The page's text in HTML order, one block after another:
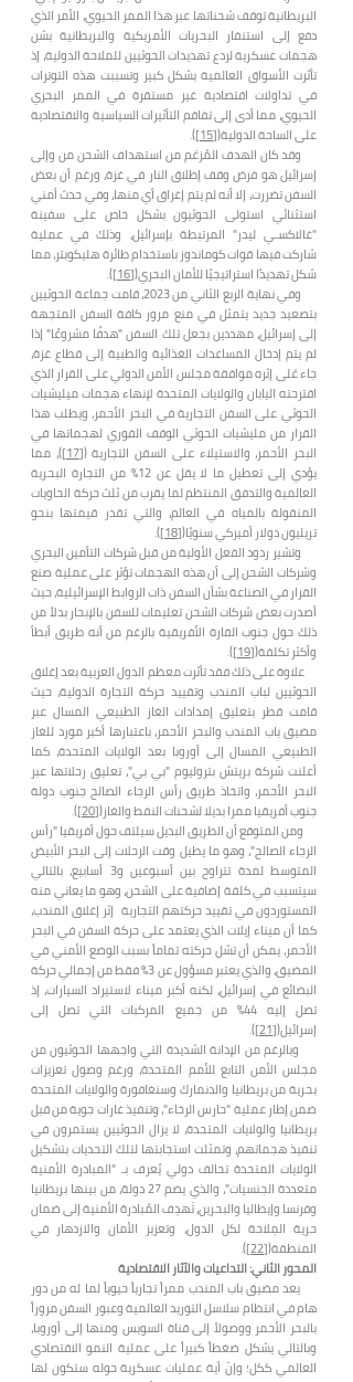
البريطانية توقف شحناتها عبر هذا الممر الحيوي، الأمر الذي
دفع إلى استنفار البحريات الأمريكية والبريطانية بشن
هجمات عسكرية لردع تهديدات الحوثيين للملاحة الدولية، إذ
تأثرت الأسواق العالمية بشكل كبير وتسببت هذه التوترات
في تداولات اقتصادية غير مستقرة في الممر البحري
الحيوي، مما أدى إلى تفاقم التأثيرات السياسية والاقتصادية
على الساحة الدولية([15]
).
وقد كان الهدف المُزعَم من استهداف الشحن من وإلى
إسرائيل هو فرض وقف إطلاق النار في غزة، ورغم أن بعض
السفن تضررت، إلا أنه لم يتم إغراق أي منها، وفي حدث أمني
استثنائي استولى الحوثيون بشكل خاص على سفينة
"غالاكسـي ليدر" المرتبطة بإسرائيل، وذلك في عملية
شاركت فيها قوات كوماندوز باستخدام طائرة هليكوبتر، مما
شكل تهديدًا استراتيجيًا للأمان البحري([16]
).
وفي نهاية الربع الثاني من 2023، قامت جماعة الحوثيين
بتصعيد جديد يتمثل في منع مرور كافة السفن المتجهة
إلى إسرائيل، مهددين بجعل تلك السفن "هدفًا مشروعًا" إذا
لم يتم إدخال المساعدات الغذائية والطبية إلى قطاع غزة،
جاء عَلى إثره موافقة مجلس الأمن الدولي على القرار الذي
اقترحته اليابان والولايات المتحدة لإنهاء هجمات ميليشيات
الحوثي على السفن التجارية في البحر الأحمر، ويطلب هذا
القرار من مليشيات الحوثي الوقف الفوري لهجماتها في
البحر الأحمر، والاستيلاء على السفن التجارية ([17]
)، مما
يؤدي إلى تعطيل ما لا يقل عن 12% من التجارة البحرية
العالمية والتدفق المنتظم لما يقرب من ثلث حركة الحاويات
المنقولة بالمياه في العالم، والتي تقدر قيمتها بنحو
تريليون دولار أميركي سنويًا([18]
).
وتشير ردود الفعل الأولية من قبل شركات التأمين البحري
وشركات الشحن إلى أن هذه الهجمات تؤثر على عملية صنع
القرار في الصناعة بشأن السفن ذات الروابط الإسرائيلية، حيث
أصدرت بعض شركات الشحن تعليمات للسفن بالإبحار بدلاُ من
ذلك حول جنوب القارة الأفريقية بالرغم من أنه طريق أبطأ
وأكثر تكلفة([19]
).
علاوة على ذلك فقد تأثرت معظم الدول العربية بعد إغلاق
الحوثيين لباب المندب وتقييد حركة التجارة الدولية، حيث
قامت قطر بتعليق إمدادات الغاز الطبيعي المسال عبر
مضيق باب المندب والبحر الأحمر، باعتبارها أكبر مورد للغاز
الطبيعي المسال إلى أوروبا بعد الولايات المتحدة، كما
أعلنت شركة بريتش بتروليوم "بي بي"، تعليق رحلاتها عبر
البحر الأحمر، واتخاذ طريق رأس الرجاء الصالح جنوب دولة
جنوب أفريقيا ممرا بديلا لشحنات النفط والغاز([20]
).
ومن المتوقع أن الطريق البديل سيلتف حول أفريقيا "رأس
الرجاء الصالح"، وهو ما يطيل وقت الرحلات إلى البحر الأبيض
المتوسط لمدة تتراوح بين أسبوعين و3 أسابيع، بالتالي
سيتسبب في كلفة إضافية على الشحن، وهو ما يعاني منه
المستوردون في تقييد حركتهم التجارية إثر إغلاق المندب،
كما أن ميناء إيلات الذي يعتمد على حركة السفن في البحر
الأحمر، يمكن أن تشل حركته تماماً بسبب الوضع الأمني في
المضيق، والذي يعتبر مسؤول عن 3% فقط من إجمالي حركة
البضائع في إسرائيل، لكنه أكبر ميناء لاستيراد السيارات، إذ
تصل إليه 44% من جميع المركبات التي تصل إلى
إسرائيل([21]
).
وبالرغم من الإدانة الشديدة التي واجهها الحوثيون من
مجلس الأمن التابع للأمم المتحدة، ورغم وصول تعزيزات
بحرية من بريطانيا والدنمارك وسنغافورة والولايات المتحدة
ضمن إطار عملية "حارس الرخاء"، وتنفيذ غارات جوية من قبل
بريطانيا والولايات المتحدة، لا يزال الحوثيين يستمرون في
تنفيذ هجماتهم، وتمثلت استجابتها لتلك التحديات بتشكيل
الولايات المتحدة تحالف دولي يُعرف بـ "المبادرة الأمنية
متعددة الجنسيات"، والذي يضم 27 دولة، من بينها بريطانيا
وفرنسا وإيطاليا والبحرين، تَهدِف المُبادرة الأمنية إلى ضمان
حرية المِلاحة لكل الدول، وتعزيز الأمان والازدهار في
المنطقة([22]
).
المحور الثاني:التداعيات والآثار الاقتصادية
يعد مضيق باب المندب ممراً تجارياً حيوياً لما له من دور
هام في انتظام سلاسل التوريد العالمية وعبور السفن مروراً
بالبحر الأحمر ووصولاً إلى قناة السويس ومنها إلى أوروبا،
وبالتالي يشكل ضغطاً كبيراً على عملية النمو الاقتصادي
العالمي ككل؛ وإنّ أية عمليات عسكرية حوله ستكون لها